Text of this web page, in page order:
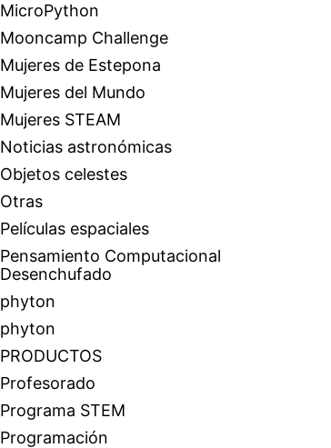
MicroPython
Mooncamp Challenge
Mujeres de Estepona
Mujeres del Mundo
Mujeres STEAM
Noticias astronómicas
Objetos celestes
Otras
Películas espaciales
Pensamiento Computacional
Desenchufado
phyton
phyton
PRODUCTOS
Profesorado
Programa STEM
Programación